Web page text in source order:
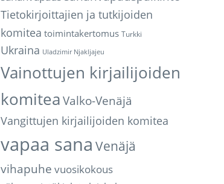
Tietokirjoittajien ja tutkijoiden
komitea toimintakertomus Turkki
Ukraina Uladzimir Njakljajeu
Vainottujen kirjailijoiden
komitea Valko-Venäjä
Vangittujen kirjailijoiden komitea
vapaa sana Venäjä
vihapuhe vuosikokous